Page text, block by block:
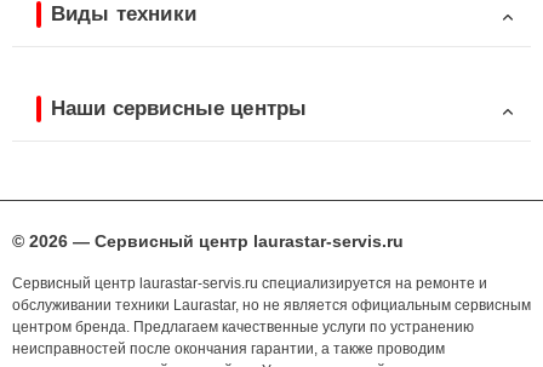
Виды техники
Наши сервисные центры
© 2026 — Сервисный центр laurastar-servis.ru
Сервисный центр laurastar-servis.ru специализируется на ремонте и
обслуживании техники Laurastar, но не является официальным сервисным
центром бренда. Предлагаем качественные услуги по устранению
неисправностей после окончания гарантии, а также проводим